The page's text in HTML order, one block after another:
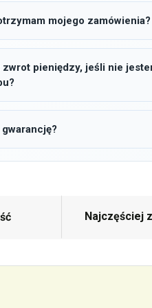
mojego zamówienia?
pieniędzy, jeśli nie
Najczęściej